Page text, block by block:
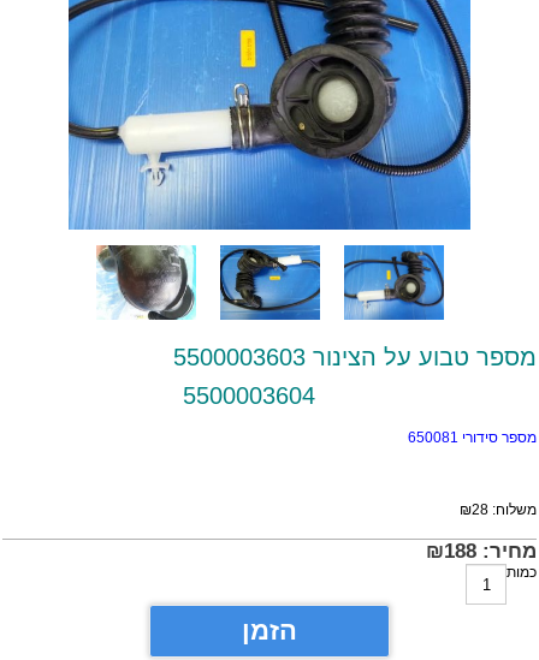
טבוע על הצינור 5500003603
5500003604
סידורי 650081
₪28
₪188
הזמן